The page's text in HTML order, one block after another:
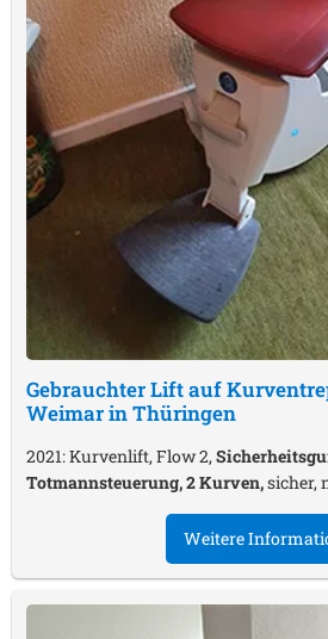
Gebrauchter Lift auf
Weimar in Thüringen
2021: Kurvenlift, Flow 2,
Totmannsteuerung, 2 Kurven,sicher,
Weitere